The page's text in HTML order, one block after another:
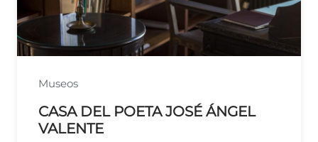
Museos
CASA DEL POETA JOSÉ ÁNGEL
VALENTE